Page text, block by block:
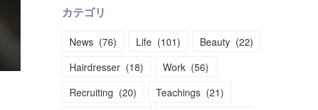
カテゴリ
News (76) Life (101) Beauty (22)
Hairdresser (18) Work (56)
Recruiting (20) Teachings (21)